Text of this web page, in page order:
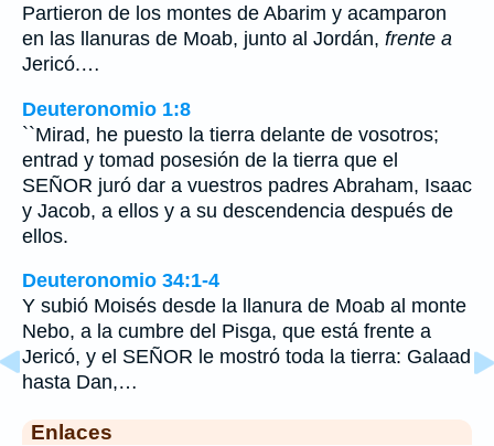
Partieron de los montes de Abarim y acamparon
en las llanuras de Moab, junto al Jordán, frente a
Jericó.…
Deuteronomio 1:8
``Mirad, he puesto la tierra delante de vosotros;
entrad y tomad posesión de la tierra que el
SEÑOR juró dar a vuestros padres Abraham, Isaac
y Jacob, a ellos y a su descendencia después de
ellos.
Deuteronomio 34:1-4
Y subió Moisés desde la llanura de Moab al monte
Nebo, a la cumbre del Pisga, que está frente a
Jericó, y el SEÑOR le mostró toda la tierra: Galaad
hasta Dan,…
Enlaces